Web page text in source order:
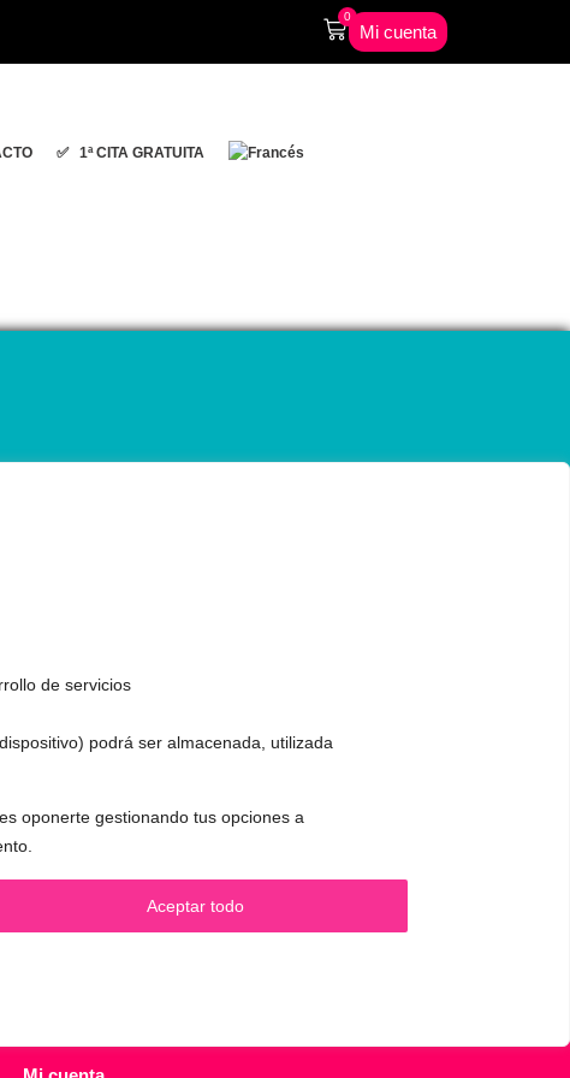
de servicios
podrá ser almacenada, utilizada
oponerte gestionando tus opciones a
Aceptar todo
0
Mi cuenta
✅ 1ª CITA GRATUITA
Pide tu CITA ONLINE